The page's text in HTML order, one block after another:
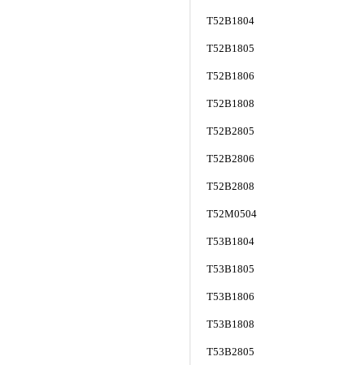
T52B1804
T52B1805
T52B1806
T52B1808
T52B2805
T52B2806
T52B2808
T52M0504
T53B1804
T53B1805
T53B1806
T53B1808
T53B2805